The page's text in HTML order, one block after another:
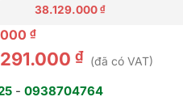
₫.là:
38.129.000 ₫
₫
₫ (đã có VAT)
- 0938704764